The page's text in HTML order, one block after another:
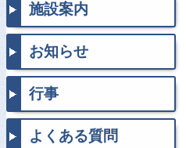
施設案内
お知らせ
行事
よくある質問